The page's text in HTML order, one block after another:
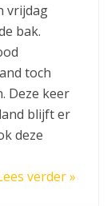
vrijdag
bak.
toch
Deze keer
blijft er
deze
verder »